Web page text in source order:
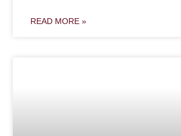
READ MORE »